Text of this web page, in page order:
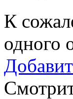
К
одного